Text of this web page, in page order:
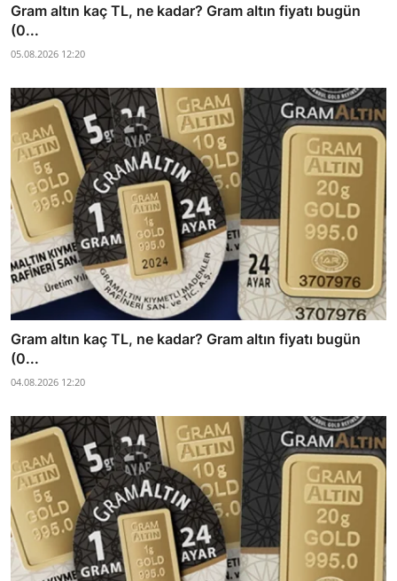
Gram altın kaç TL, ne kadar? Gram altın fiyatı bugün
(0...
05.08.2026 12:20
Gram altın kaç TL, ne kadar? Gram altın fiyatı bugün
(0...
04.08.2026 12:20